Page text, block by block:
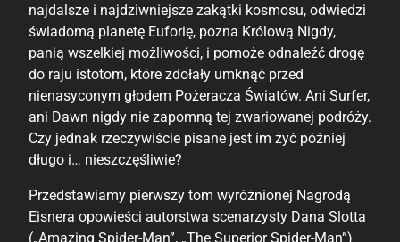
najdalsze i najdziwniejsze zakątki kosmosu, odwiedzi
świadomą planetę Euforię, pozna Królową Nigdy,
panią wszelkiej możliwości, i pomoże odnaleźć drogę
do raju istotom, które zdołały umknąć przed
nienasyconym głodem Pożeracza Światów. Ani Surfer,
ani Dawn nigdy nie zapomną tej zwariowanej podróży.
Czy jednak rzeczywiście pisane jest im żyć później
długo i… nieszczęśliwie?
Przedstawiamy pierwszy tom wyróżnionej Nagrodą
Eisnera opowieści autorstwa scenarzysty Dana Slotta
(„Amazing Spider-Man”, „The Superior Spider-Man”)